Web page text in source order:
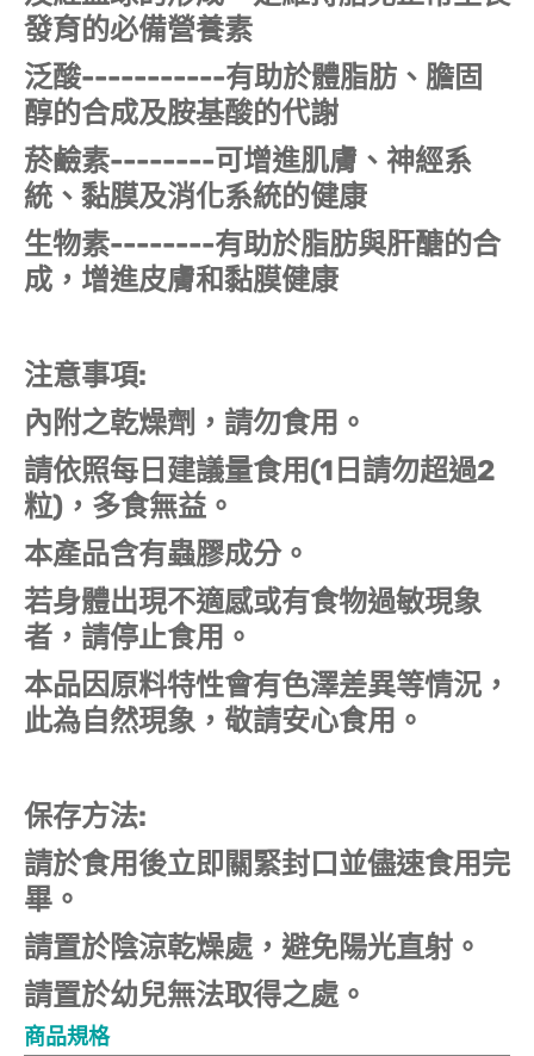
發育的必備營養素
泛酸-----------有助於體脂肪、膽固
醇的合成及胺基酸的代謝
菸鹼素--------可增進肌膚、神經系
統、黏膜及消化系統的健康
生物素--------有助於脂肪與肝醣的合
成，增進皮膚和黏膜健康
注意事項:
內附之乾燥劑，請勿食用。
請依照每日建議量食用(1日請勿超過2
粒)，多食無益。
本產品含有蟲膠成分。
若身體出現不適感或有食物過敏現象
者，請停止食用。
本品因原料特性會有色澤差異等情況，
此為自然現象，敬請安心食用。
保存方法:
請於食用後立即關緊封口並儘速食用完
畢。
請置於陰涼乾燥處，避免陽光直射。
請置於幼兒無法取得之處。
商品規格